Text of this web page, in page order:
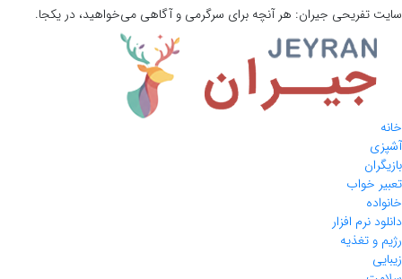
سایت تفریحی جیران: هر آنچه برای سرگرمی و آگاهی می‌خواهید، در یکجا.
خانه
آشپزی
بازیگران
تعبیر خواب
خانواده
دانلود نرم افزار
رژیم و تغذیه
زیبایی